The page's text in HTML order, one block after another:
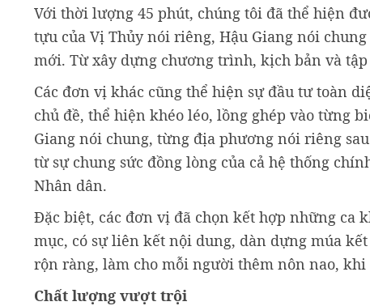
Với thời lượng 45 phút, chúng tôi đã thể hiện
tựu của Vị Thủy nói riêng, Hậu Giang nói
mới. Từ xây dựng chương trình, kịch bản và
Các đơn vị khác cũng thể hiện sự đầu tư toàn
chủ đề, thể hiện khéo léo, lồng ghép vào từng
Giang nói chung, từng địa phương nói riêng
từ sự chung sức đồng lòng của cả hệ thống
Nhân dân.
Đặc biệt, các đơn vị đã chọn kết hợp những ca
mục, có sự liên kết nội dung, dàn dựng múa
rộn ràng, làm cho mỗi người thêm nôn nao, khi
Chất lượng vượt trội